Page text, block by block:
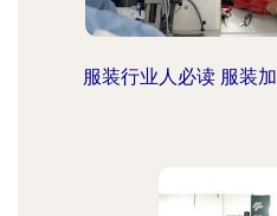
服装行业人必读 服装